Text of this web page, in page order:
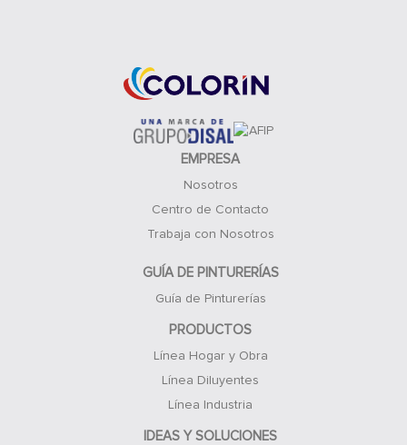
EMPRESA
Nosotros
Centro de Contacto
Trabaja con Nosotros
GUÍA DE PINTURERÍAS
Guía de Pinturerías
PRODUCTOS
Línea Hogar y Obra
Línea Diluyentes
Línea Industria
IDEAS Y SOLUCIONES